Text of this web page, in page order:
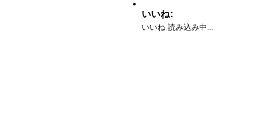
いいね:
いいね 読み込み中…